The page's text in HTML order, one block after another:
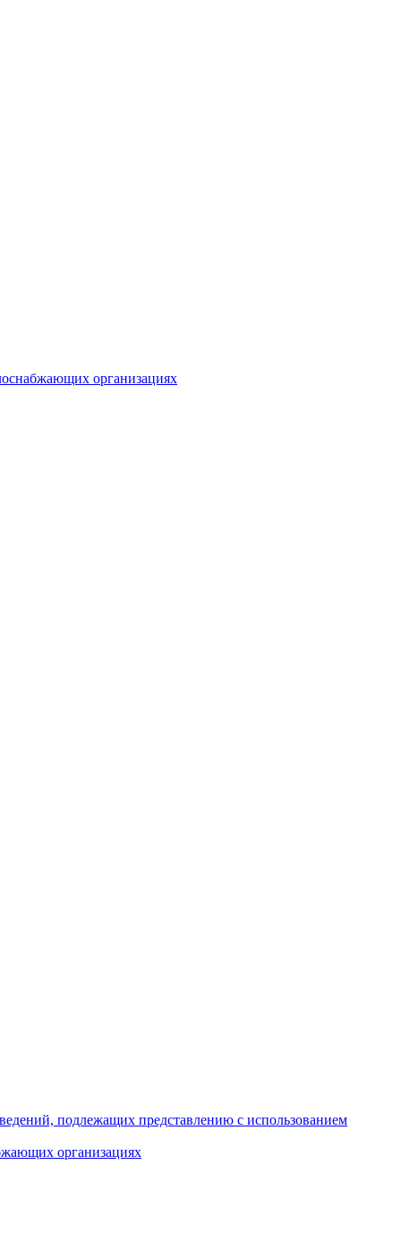
организациях
подлежащих представлению с использованием
организациях